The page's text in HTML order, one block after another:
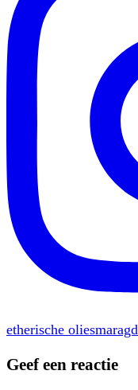
etherische oliesmaragd
Geef een reactie